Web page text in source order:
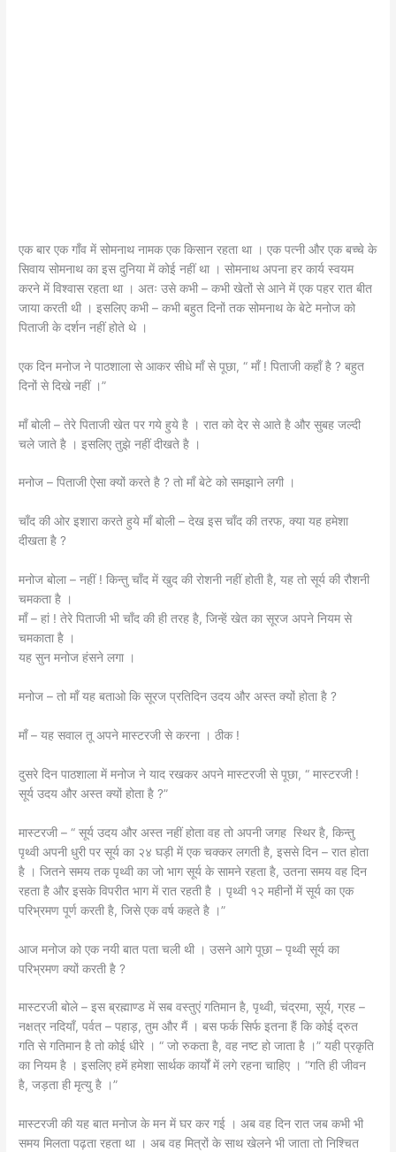
एक बार एक गाँव में सोमनाथ नामक एक किसान रहता था । एक पत्नी और एक बच्चे के
सिवाय सोमनाथ का इस दुनिया में कोई नहीं था । सोमनाथ अपना हर कार्य स्वयम
करने में विश्वास रहता था । अतः उसे कभी – कभी खेतों से आने में एक पहर रात बीत
जाया करती थी । इसलिए कभी – कभी बहुत दिनों तक सोमनाथ के बेटे मनोज को
पिताजी के दर्शन नहीं होते थे ।
एक दिन मनोज ने पाठशाला से आकर सीधे माँ से पूछा, “ माँ ! पिताजी कहाँ है ? बहुत
दिनों से दिखे नहीं ।”
माँ बोली – तेरे पिताजी खेत पर गये हुये है । रात को देर से आते है और सुबह जल्दी
चले जाते है । इसलिए तुझे नहीं दीखते है ।
मनोज – पिताजी ऐसा क्यों करते है ? तो माँ बेटे को समझाने लगी ।
चाँद की ओर इशारा करते हुये माँ बोली – देख इस चाँद की तरफ, क्या यह हमेशा
दीखता है ?
मनोज बोला – नहीं ! किन्तु चाँद में खुद की रोशनी नहीं होती है, यह तो सूर्य की रौशनी
चमकता है ।
माँ – हां ! तेरे पिताजी भी चाँद की ही तरह है, जिन्हें खेत का सूरज अपने नियम से
चमकाता है ।
यह सुन मनोज हंसने लगा ।
मनोज – तो माँ यह बताओ कि सूरज प्रतिदिन उदय और अस्त क्यों होता है ?
माँ – यह सवाल तू अपने मास्टरजी से करना । ठीक !
दुसरे दिन पाठशाला में मनोज ने याद रखकर अपने मास्टरजी से पूछा, “ मास्टरजी !
सूर्य उदय और अस्त क्यों होता है ?”
मास्टरजी – “ सूर्य उदय और अस्त नहीं होता वह तो अपनी जगह स्थिर है, किन्तु
पृथ्वी अपनी धुरी पर सूर्य का २४ घड़ी में एक चक्कर लगती है, इससे दिन – रात होता
है । जितने समय तक पृथ्वी का जो भाग सूर्य के सामने रहता है, उतना समय वह दिन
रहता है और इसके विपरीत भाग में रात रहती है । पृथ्वी १२ महीनों में सूर्य का एक
परिभ्रमण पूर्ण करती है, जिसे एक वर्ष कहते है ।”
आज मनोज को एक नयी बात पता चली थी । उसने आगे पूछा – पृथ्वी सूर्य का
परिभ्रमण क्यों करती है ?
मास्टरजी बोले – इस ब्रह्माण्ड में सब वस्तुएं गतिमान है, पृथ्वी, चंद्रमा, सूर्य, ग्रह –
नक्षत्र नदियाँ, पर्वत – पहाड़, तुम और मैं । बस फर्क सिर्फ इतना हैं कि कोई द्रुत
गति से गतिमान है तो कोई धीरे । “ जो रुकता है, वह नष्ट हो जाता है ।” यही प्रकृति
का नियम है । इसलिए हमें हमेशा सार्थक कार्यों में लगे रहना चाहिए । “गति ही जीवन
है, जड़ता ही मृत्यु है ।”
मास्टरजी की यह बात मनोज के मन में घर कर गई । अब वह दिन रात जब कभी भी
समय मिलता पढ़ता रहता था । अब वह मित्रों के साथ खेलने भी जाता तो निश्चित